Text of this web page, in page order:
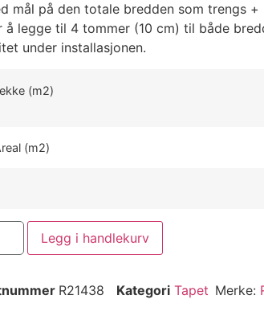
mål på den totale bredden som trengs
å legge til 4 tommer (10 cm) til både
under installasjonen.
(m2)
(m2)
Legg i handlekurv
R21438 Kategori Tapet Merke: